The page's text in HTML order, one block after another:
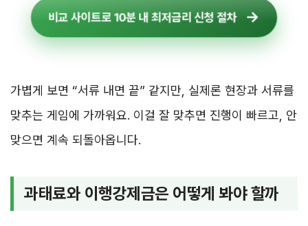
비교 사이트로 10분 내 최저금리 신청 절차
가볍게 보면 “서류 내면 끝” 같지만, 실제론 현장과 서류를
맞추는 게임에 가까워요. 이걸 잘 맞추면 진행이 빠르고, 안
맞으면 계속 되돌아옵니다.
과태료와 이행강제금은 어떻게 봐야 할까